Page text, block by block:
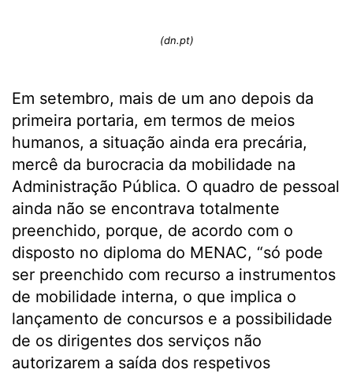
(dn.pt)
Em setembro, mais de um ano depois da
primeira portaria, em termos de meios
humanos, a situação ainda era precária,
mercê da burocracia da mobilidade na
Administração Pública. O quadro de pessoal
ainda não se encontrava totalmente
preenchido, porque, de acordo com o
disposto no diploma do MENAC, “só pode
ser preenchido com recurso a instrumentos
de mobilidade interna, o que implica o
lançamento de concursos e a possibilidade
de os dirigentes dos serviços não
autorizarem a saída dos respetivos